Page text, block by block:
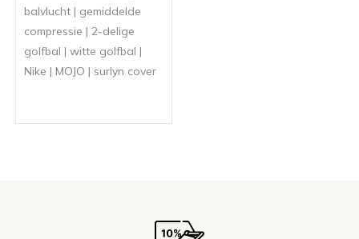
balvlucht | gemiddelde
compressie | 2-delige
golfbal | witte golfbal |
Nike | MOJO | surlyn cover